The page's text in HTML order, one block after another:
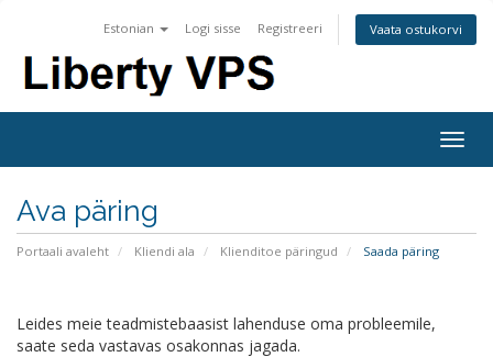
Estonian Logi sisse Registreeri Vaata ostukorvi
Ava päring
Portaali avaleht Kliendi ala Klienditoe päringud Saada päring
Leides meie teadmistebaasist lahenduse oma probleemile,
saate seda vastavas osakonnas jagada.